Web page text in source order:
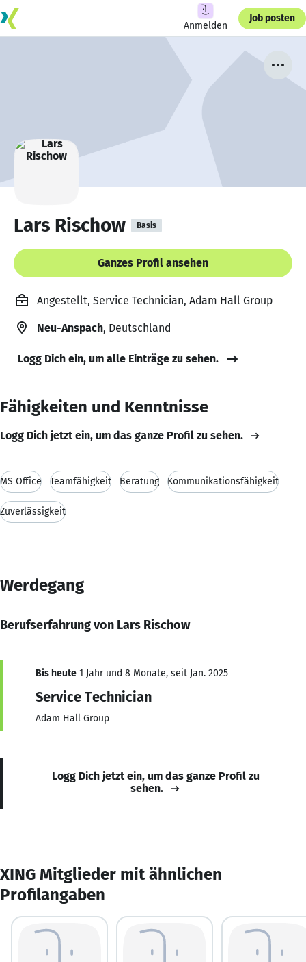
Anmelden
Job posten
Lars Rischow Basis
Ganzes Profil ansehen
Angestellt, Service Technician, Adam Hall Group
Neu-Anspach, Deutschland
Logg Dich ein, um alle Einträge zu sehen.
Fähigkeiten und Kenntnisse
Logg Dich jetzt ein, um das ganze Profil zu sehen.
MS Office Teamfähigkeit Beratung Kommunikationsfähigkeit
Zuverlässigkeit
Werdegang
Berufserfahrung von Lars Rischow
Bis heute 1 Jahr und 8 Monate, seit Jan. 2025
Service Technician
Adam Hall Group
Logg Dich jetzt ein, um das ganze Profil zu
sehen.
XING Mitglieder mit ähnlichen
Profilangaben